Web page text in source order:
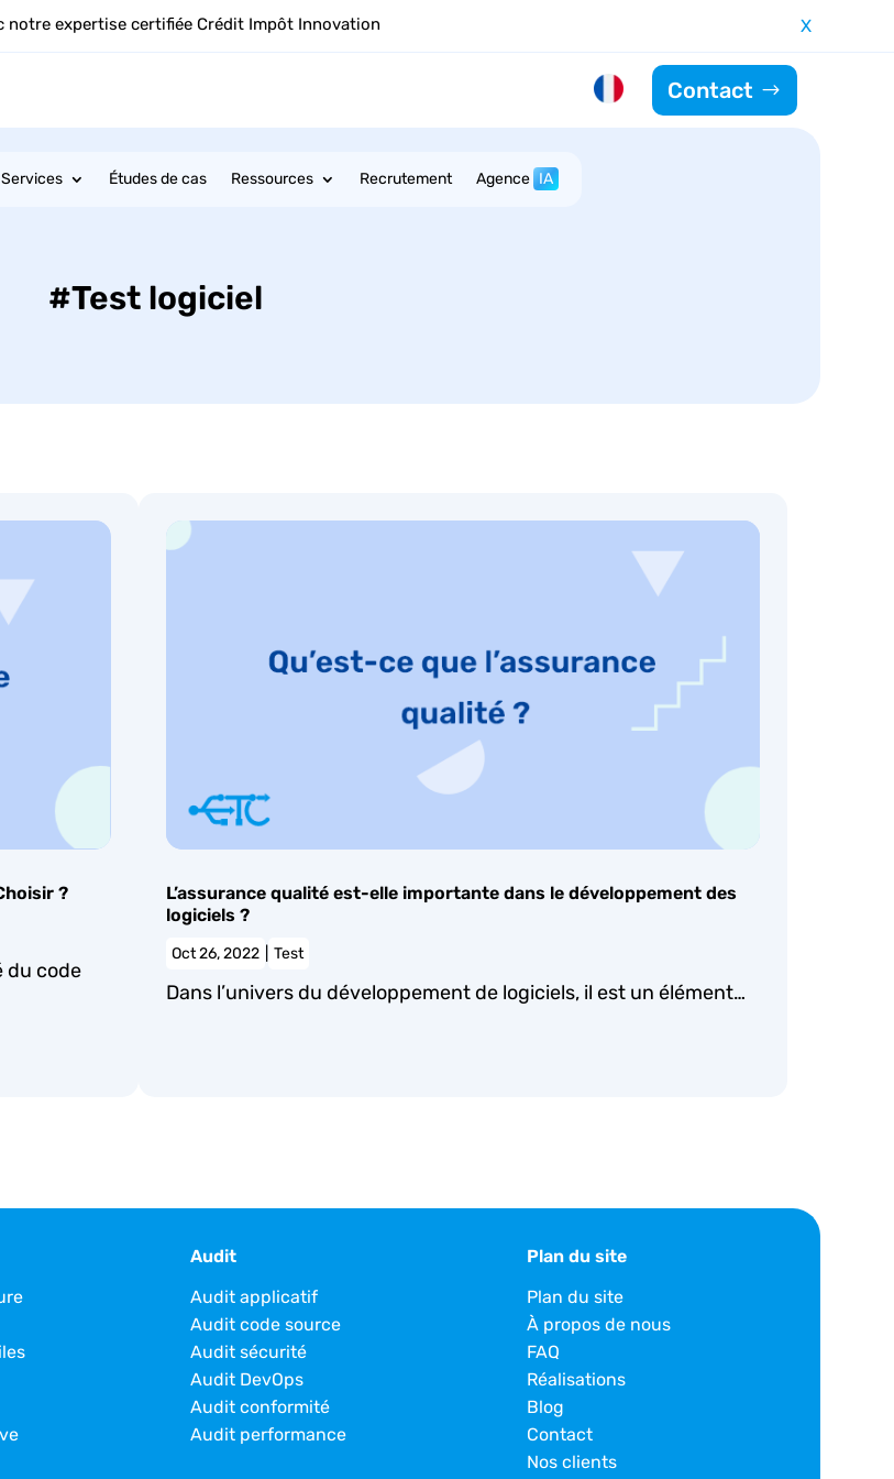
expertise certifiée Crédit Impôt Innovation X
Contact
Services Études de cas Ressources Recrutement Agence IA
#Test logiciel
?
du code
L’assurance qualité est-elle importante dans le développement des
logiciels ?
Oct 26, 2022 Test
Dans l’univers du développement de logiciels, il est un élément…
Audit
Audit applicatif
Audit code source
Audit sécurité
Audit DevOps
Audit conformité
Audit performance
Plan du site
Plan du site
À propos de nous
FAQ
Réalisations
Blog
Contact
Nos clients